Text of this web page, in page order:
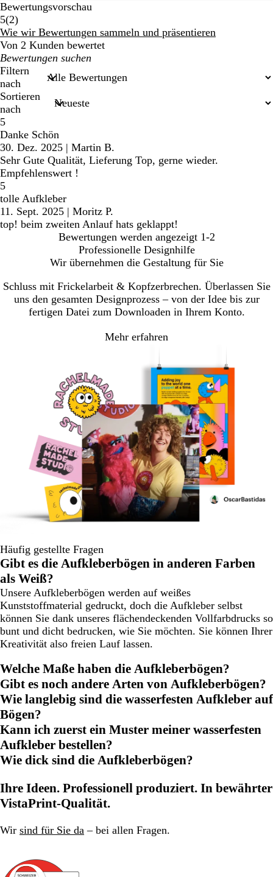
Bewertungsvorschau
5(22
Bewertungen
)
Wie wir Bewertungen sammeln und präsentieren
Von 2 Kunden bewertet
Meine
Sucheingaben
Filtern
nach
Sortieren
nach
5
Danke Schön
30. Dez. 2025 | Martin B.
Sehr Gute Qualität, Lieferung Top, gerne wieder.
Empfehlenswert !
5
tolle Aufkleber
11. Sept. 2025 | Moritz P.
top! beim zweiten Anlauf hats geklappt!
Bewertungen werden angezeigt 1-2
Professionelle Designhilfe
Wir übernehmen die Gestaltung für Sie
Schluss mit Frickelarbeit & Kopfzerbrechen. Überlassen Sie
uns den gesamten Designprozess – von der Idee bis zur
fertigen Datei zum Downloaden in Ihrem Konto.
Mehr erfahren
Häufig gestellte Fragen
Gibt es die Aufkleberbögen in anderen Farben
als Weiß?
Unsere Aufkleberbögen werden auf weißes
Kunststoffmaterial gedruckt, doch die Aufkleber selbst
können Sie dank unseres flächendeckenden Vollfarbdrucks so
bunt und dicht bedrucken, wie Sie möchten. Sie können Ihrer
Kreativität also freien Lauf lassen.
Welche Maße haben die Aufkleberbögen?
Gibt es noch andere Arten von Aufkleberbögen?
Wie langlebig sind die wasserfesten Aufkleber auf
Bögen?
Kann ich zuerst ein Muster meiner wasserfesten
Aufkleber bestellen?
Wie dick sind die Aufkleberbögen?
Ihre Ideen. Professionell produziert. In bewährter
VistaPrint-Qualität.
Wir sind für Sie da – bei allen Fragen.